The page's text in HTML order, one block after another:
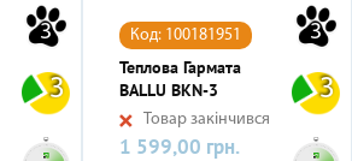
3
3
3
3
Код: 100181951
Теплова Гармата
BALLU BKN-3
Товар закінчився
Ціна
1 599,00 грн.